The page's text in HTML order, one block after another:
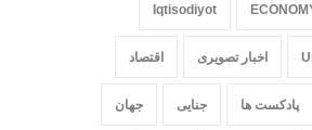
Iqtisodiyot
اخبار تصویری اقتصاد
پادکست ها جنایی جهان